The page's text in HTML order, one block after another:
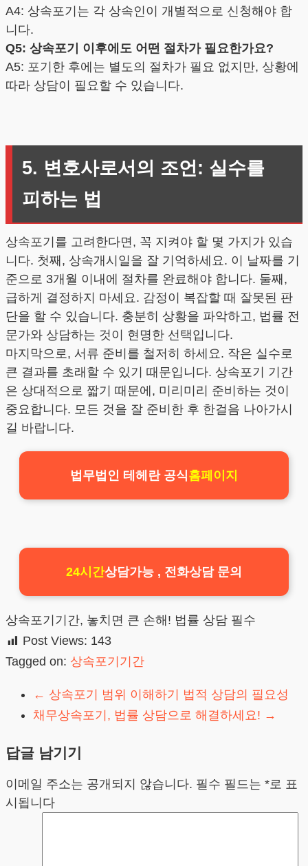
A4: 상속포기는 각 상속인이 개별적으로 신청해야 합
니다.
Q5: 상속포기 이후에도 어떤 절차가 필요한가요?
A5: 포기한 후에는 별도의 절차가 필요 없지만, 상황에
따라 상담이 필요할 수 있습니다.
5. 변호사로서의 조언: 실수를
피하는 법
상속포기를 고려한다면, 꼭 지켜야 할 몇 가지가 있습
니다. 첫째, 상속개시일을 잘 기억하세요. 이 날짜를 기
준으로 3개월 이내에 절차를 완료해야 합니다. 둘째,
급하게 결정하지 마세요. 감정이 복잡할 때 잘못된 판
단을 할 수 있습니다. 충분히 상황을 파악하고, 법률 전
문가와 상담하는 것이 현명한 선택입니다.
마지막으로, 서류 준비를 철저히 하세요. 작은 실수로
큰 결과를 초래할 수 있기 때문입니다. 상속포기 기간
은 상대적으로 짧기 때문에, 미리미리 준비하는 것이
중요합니다. 모든 것을 잘 준비한 후 한걸음 나아가시
길 바랍니다.
법무법인 테헤란 공식홈페이지
24시간상담가능 , 전화상담 문의
상속포기기간, 놓치면 큰 손해! 법률 상담 필수
Post Views: 143
Tagged on: 상속포기기간
← 상속포기 범위 이해하기 법적 상담의 필요성
채무상속포기, 법률 상담으로 해결하세요! →
답글 남기기
이메일 주소는 공개되지 않습니다. 필수 필드는 *로 표
시됩니다